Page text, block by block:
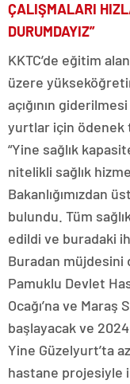
ÇALIŞMALARI
DURUMDAYIZ”
KKTC’de eğitim
üzere
açığının
yurtlar için ödenek
“Yine sağlık
nitelikli sağlık
Bakanlığımızdan
bulundu. Tüm
edildi ve buradaki
Buradan
Pamuklu Devlet
Ocağı’na ve Maraş
başlayacak ve 2024
Yine Güzelyurt’ta
hastane projesiyle